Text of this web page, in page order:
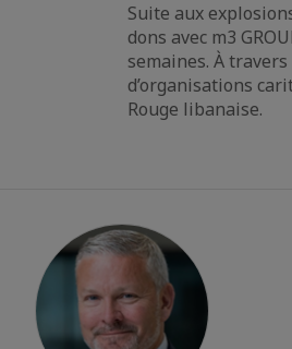
Suite aux
dons avec m3
semaines. À
d’organisations
Rouge libanaise.